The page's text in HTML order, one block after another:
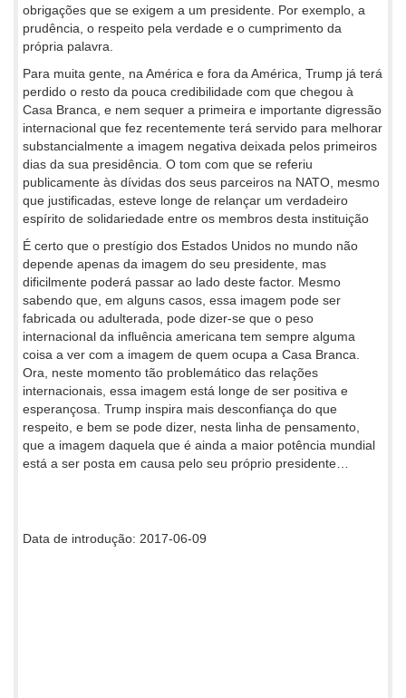
obrigações que se exigem a um presidente. Por exemplo, a
prudência, o respeito pela verdade e o cumprimento da
própria palavra.
Para muita gente, na América e fora da América, Trump já terá
perdido o resto da pouca credibilidade com que chegou à
Casa Branca, e nem sequer a primeira e importante digressão
internacional que fez recentemente terá servido para melhorar
substancialmente a imagem negativa deixada pelos primeiros
dias da sua presidência. O tom com que se referiu
publicamente às dívidas dos seus parceiros na NATO, mesmo
que justificadas, esteve longe de relançar um verdadeiro
espírito de solidariedade entre os membros desta instituição
É certo que o prestígio dos Estados Unidos no mundo não
depende apenas da imagem do seu presidente, mas
dificilmente poderá passar ao lado deste factor. Mesmo
sabendo que, em alguns casos, essa imagem pode ser
fabricada ou adulterada, pode dizer-se que o peso
internacional da influência americana tem sempre alguma
coisa a ver com a imagem de quem ocupa a Casa Branca.
Ora, neste momento tão problemático das relações
internacionais, essa imagem está longe de ser positiva e
esperançosa. Trump inspira mais desconfiança do que
respeito, e bem se pode dizer, nesta linha de pensamento,
que a imagem daquela que é ainda a maior potência mundial
está a ser posta em causa pelo seu próprio presidente…
Data de introdução: 2017-06-09